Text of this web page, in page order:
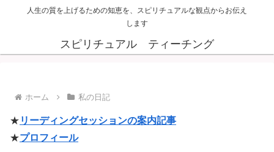
人生の質を上げるための知恵を、スピリチュアルな観点からお伝え
します
スピリチュアル ティーチング
ホーム 私の日記
★ リーディングセッションの案内記事
★プロフィール